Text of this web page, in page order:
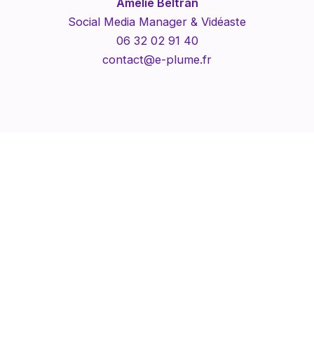
Amélie Beltran
Social Media Manager & Vidéaste
06 32 02 91 40
contact@e-plume.fr